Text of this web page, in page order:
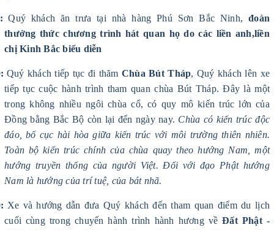
Quý khách ăn trưa tại nhà hàng Phú Sơn Bắc Ninh,đoàn
thưởng thức chương trình hát quan họ do các liền anh,liền
chị Kinh Bắc biểu diễn
Quý khách tiếp tục đi thăm Chùa Bút Tháp, Quý khách lên xe
tiếp tục cuộc hành trình tham quan chùa Bút Tháp. Đây là một
trong không nhiều ngôi chùa cổ, có quy mô kiến trúc lớn của
Đồng bằng Bắc Bộ còn lại đến ngày nay. Chùa có kiến trúc độc
đáo, bố cục hài hòa giữa kiến trúc với môi trường thiên nhiên.
Toàn bộ kiến trúc chính của chùa quay theo hướng Nam, một
hướng truyền thống của người Việt. Đối với đạo Phật hướng
Nam là hướng của trí tuệ, của bát nhã.
Xe và hướng dẫn đưa Quý khách đến tham quan điểm du lịch
cuối cùng trong chuyến hành trình hành hương vềĐất Phật -